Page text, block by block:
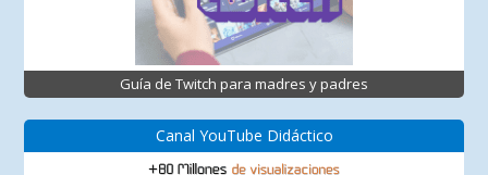
Guía de Twitch para madres y padres
Canal YouTube Didáctico